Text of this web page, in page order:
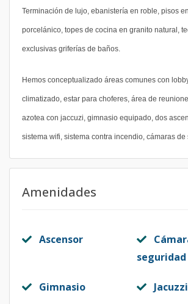
Terminación de lujo, ebanistería en roble, pisos
porcelánico, topes de cocina en granito natural,
exclusivas griferías de baños.
Hemos conceptualizado áreas comunes con
climatizado, estar para choferes, área de
azotea con jaccuzi, gimnasio equipado, dos
sistema wifi, sistema contra incendio, cámaras de
Amenidades
Ascensor
seguridad
Gimnasio Jacuzzi